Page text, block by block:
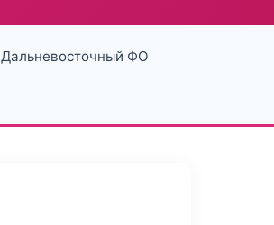
Дальневосточный ФО